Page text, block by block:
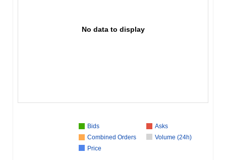
No data to display
Bids
Asks
Combined Orders
Volume (24h)
Price